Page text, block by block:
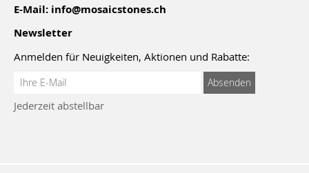
E-Mail: info@mosaicstones.ch
Newsletter
Anmelden für Neuigkeiten, Aktionen und Rabatte:
Anmeldung
Newsletter:
Absenden
Jederzeit abstellbar